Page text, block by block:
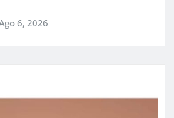
6, 2026